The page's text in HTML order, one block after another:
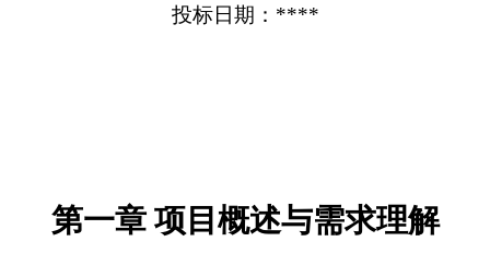
投标日期：****
第一章 项目概述与需求理解